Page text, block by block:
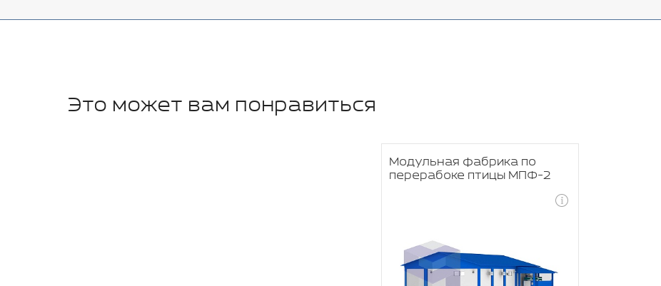
Это может вам понравиться
Модульная фабрика по
перерабоке птицы МПФ-2